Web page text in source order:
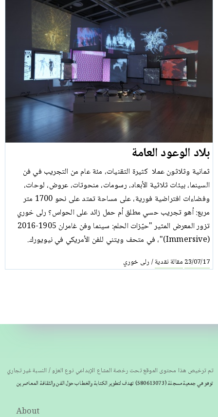
بلاد الوعود العامة
ثمانية وثلاثون عملا كثيرة التقنيات، مئة عام من التجريب في فن
السينما، بيئات ثلاثية الأبعاد، رسومات، منحوتات، عروض، لوحات،
وفضاءات افتراضية فورية، على مساحة تمتد على نحو 1700 متر
مربع: أهو تجريب حسي مطلق أم حمل زائد على الحواس؟ رلى خوري
تزور المعرض المثير "حيّزات الحلم: سينما وفن غامران 1905-2016
(Immersive)"، في متحف ويتني للفن الأمريكي في نيويورك.
23/07/17 مقالة نقدية/ رلى خوري
تم ترخيص هذا محتوى الموقع تحت رخصة المشاع الإبداعي نوع العزو / النسبة غير تجاري
توهو هي جمعية مسجلة(580613073) تهدف لتطوير الكتابة والخطاب حول الفن والثقافة المعاصرين
About